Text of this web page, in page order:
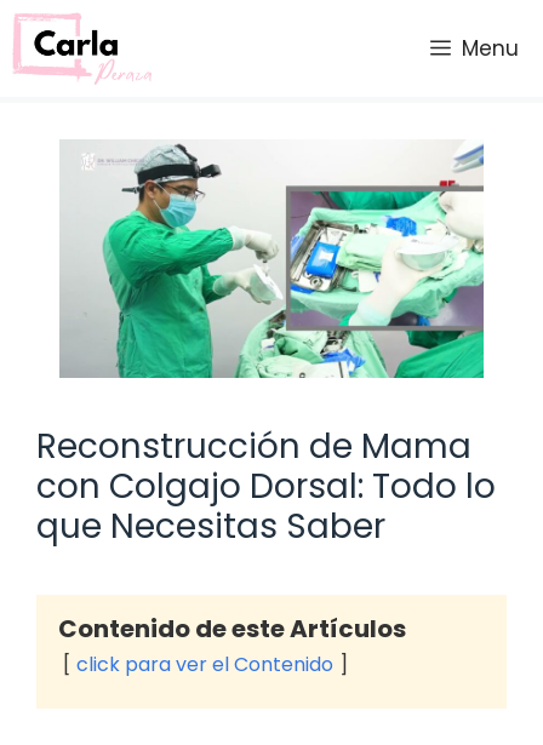
Saltar
al
contenido
Menu
Reconstrucción de Mama
con Colgajo Dorsal: Todo lo
que Necesitas Saber
Contenido de este Artículos
click para ver el Contenido